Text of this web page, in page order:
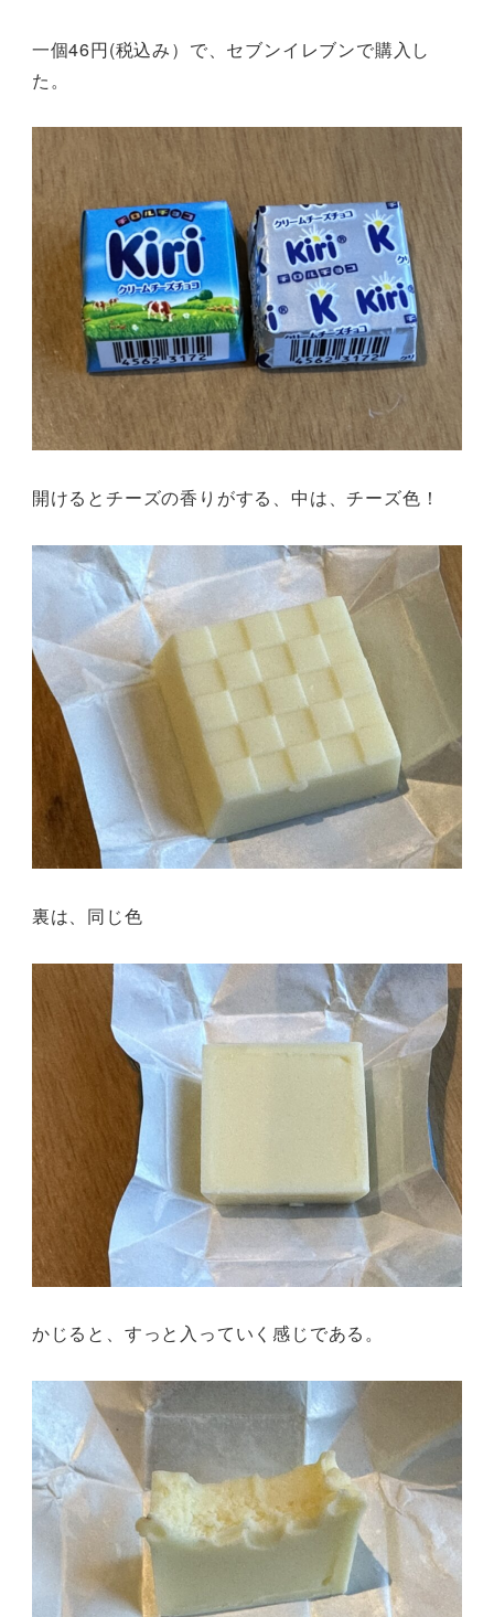
一個46円(税込み）で、セブンイレブンで購入し
た。
開けるとチーズの香りがする、中は、チーズ色！
裏は、同じ色
かじると、すっと入っていく感じである。